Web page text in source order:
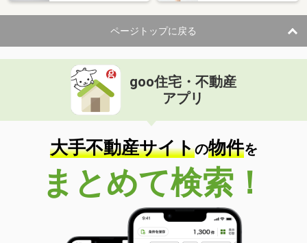
ページトップに戻る
goo住宅・不動産
アプリ
大手不動産サイトの物件を
まとめて検索！